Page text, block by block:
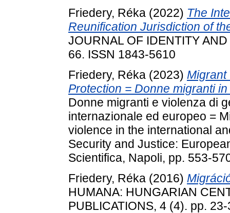
Friedery, Réka (2022) The
Reunification Jurisdiction of
JOURNAL OF IDENTITY
66. ISSN 1843-5610
Friedery, Réka (2023)
Protection = Donne migranti
Donne migranti e violenza di
internazionale ed europeo =
violence in the international
Security and Justice:
Scientifica, Napoli, pp. 553-
Friedery, Réka (2016)
HUMANA: HUNGARIAN
PUBLICATIONS, 4 (4). pp.